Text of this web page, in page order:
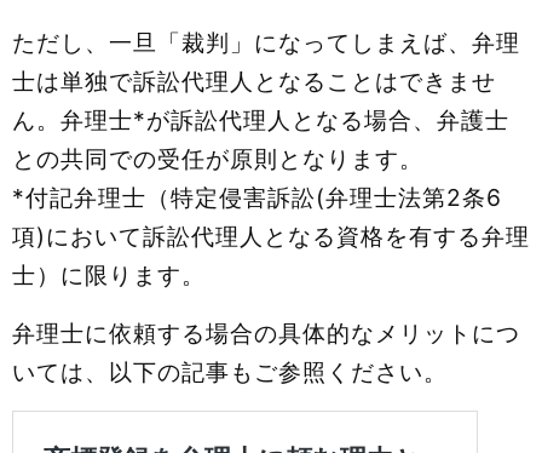
ただし、一旦「裁判」になってしまえば、弁理
士は単独で訴訟代理人となることはできませ
ん。弁理士*が訴訟代理人となる場合、弁護士
との共同での受任が原則となります。
*付記弁理士（特定侵害訴訟(弁理士法第2条6
項)において訴訟代理人となる資格を有する弁理
士）に限ります。
弁理士に依頼する場合の具体的なメリットにつ
いては、以下の記事もご参照ください。